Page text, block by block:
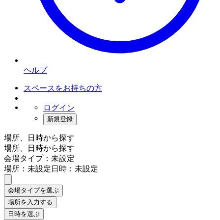
ヘルプ
スペースをお持ちの方
ログイン
新規登録
場所、日時から探す
場所、日時から探す
会場タイプ：未設定
場所：未設定日時：未設定
会場タイプを選ぶ
場所を入力する
日時を選ぶ